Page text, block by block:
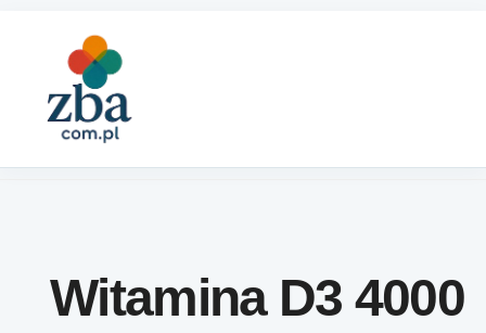
Witamina D3 4000